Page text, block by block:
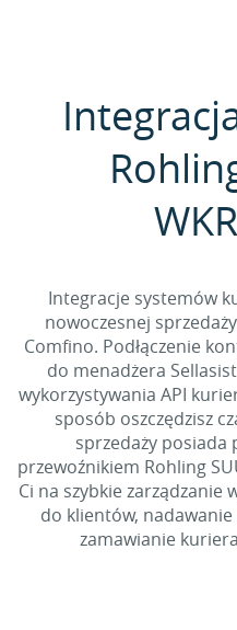
Integracje systemów
nowoczesnej
Comfino. Podłączenie
do menadżera
wykorzystywania API
sposób oszczędzisz
sprzedaży posiada
przewoźnikiem Rohling
Ci na szybkie zarządzanie
do klientów,
zamawianie